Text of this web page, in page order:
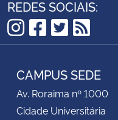
REDES SOCIAIS:
Instagram
Facebook
Twitter
RSS
CAMPUS SEDE
Av. Roraima nº 1000
Cidade Universitária